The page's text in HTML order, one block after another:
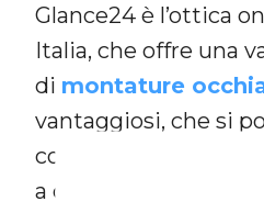
Glance24 è l’ottica
Italia, che offre una
di montature
vantaggiosi, che si
con specchio
a casa.